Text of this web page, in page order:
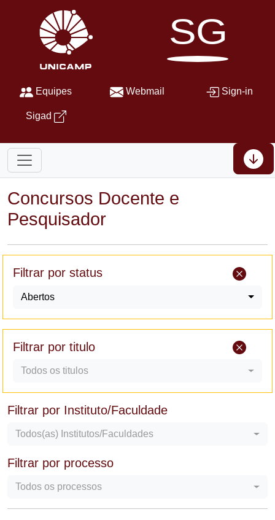
SG
Equipes Webmail Sign-in
Sigad
Concursos Docente e
Pesquisador
Filtrar por status
Abertos
Filtrar por titulo
Todos os titulos
Filtrar por Instituto/Faculdade
Todos(as) Institutos/Faculdades
Filtrar por processo
Todos os processos